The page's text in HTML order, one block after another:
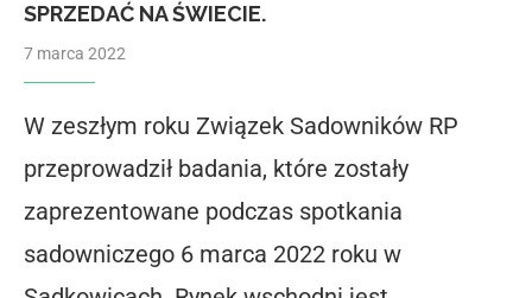
SPRZEDAĆ NA ŚWIECIE.
7 marca 2022
W zeszłym roku Związek Sadowników RP
przeprowadził badania, które zostały
zaprezentowane podczas spotkania
sadowniczego 6 marca 2022 roku w